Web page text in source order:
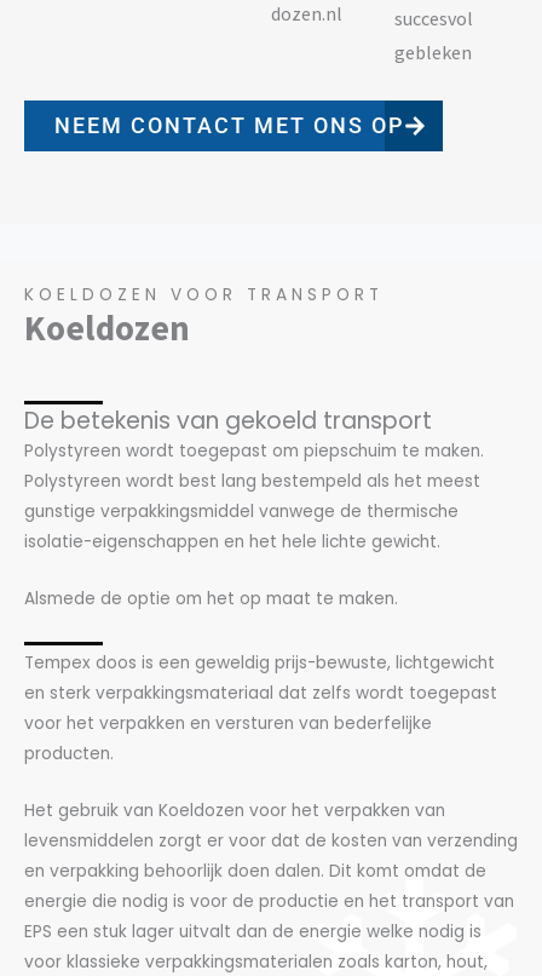
dozen.nl
succesvol
gebleken
NEEM CONTACT MET ONS OP
KOELDOZEN VOOR TRANSPORT
Koeldozen
De betekenis van gekoeld transport
Polystyreen wordt toegepast om piepschuim te maken.
Polystyreen wordt best lang bestempeld als het meest
gunstige verpakkingsmiddel vanwege de thermische
isolatie-eigenschappen en het hele lichte gewicht.
Alsmede de optie om het op maat te maken.
Tempex doos is een geweldig prijs-bewuste, lichtgewicht
en sterk verpakkingsmateriaal dat zelfs wordt toegepast
voor het verpakken en versturen van bederfelijke
producten.
Het gebruik van Koeldozen voor het verpakken van
levensmiddelen zorgt er voor dat de kosten van verzending
en verpakking behoorlijk doen dalen. Dit komt omdat de
energie die nodig is voor de productie en het transport van
EPS een stuk lager uitvalt dan de energie welke nodig is
voor klassieke verpakkingsmaterialen zoals karton, hout,